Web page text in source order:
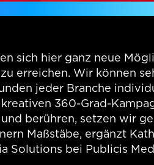
sich hier ganz neue
erreichen. Wir können
jeder Branche
360-Grad-
berühren, setzen wir
Maßstäbe, ergänzt
Solutions bei Publicis